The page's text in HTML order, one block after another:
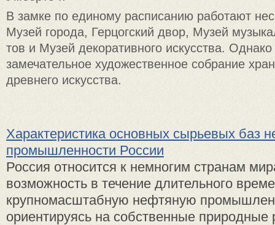
В замке по единому расписа­нию работают
Музей города, Герцогский двор, Музей
тов и Музей декоративного искус­ства.
замечательное художественное собрание
древнего искусства.
Характеристика основных сырьевых баз
промышленности России
Россия относится к немногим странам
возможность в течение длительного
крупномасштабную нефтяную
ориентируясь на собственные природные